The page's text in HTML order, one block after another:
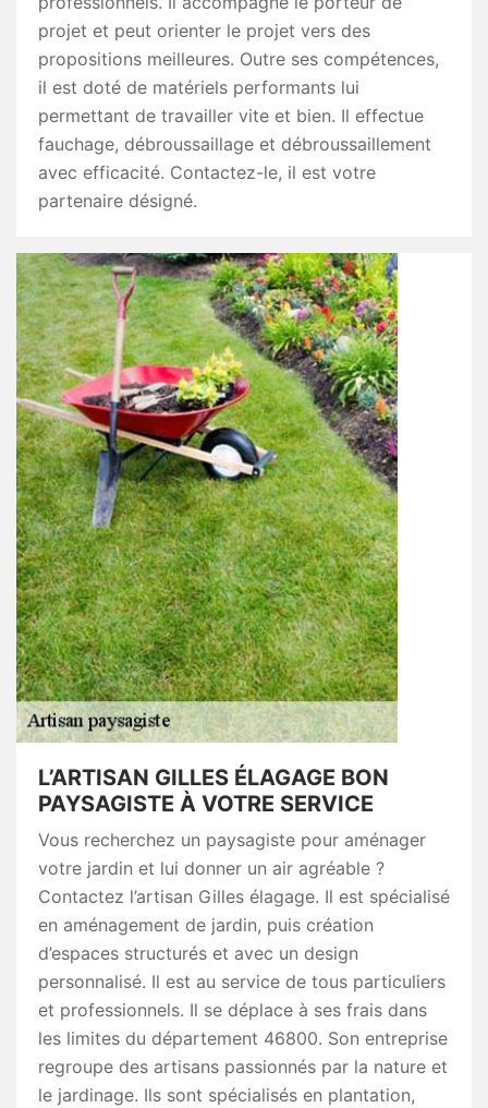
projet et peut orienter le projet vers des
propositions meilleures. Outre ses compétences,
il est doté de matériels performants lui
permettant de travailler vite et bien. Il effectue
fauchage, débroussaillage et débroussaillement
avec efficacité. Contactez-le, il est votre
partenaire désigné.
L’ARTISAN GILLES ÉLAGAGE BON
PAYSAGISTE À VOTRE SERVICE
Vous recherchez un paysagiste pour aménager
votre jardin et lui donner un air agréable ?
Contactez l’artisan Gilles élagage. Il est spécialisé
en aménagement de jardin, puis création
d’espaces structurés et avec un design
personnalisé. Il est au service de tous particuliers
et professionnels. Il se déplace à ses frais dans
les limites du département 46800. Son entreprise
regroupe des artisans passionnés par la nature et
le jardinage. Ils sont spécialisés en plantation,